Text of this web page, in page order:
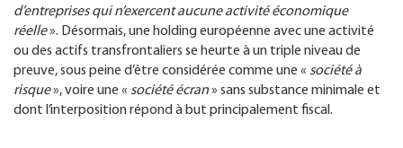
d’entreprises qui n’exercent aucune activité économique
réelle». Désormais, une holding européenne avec une activité
ou des actifs transfrontaliers se heurte à un triple niveau de
preuve, sous peine d’être considérée comme une « société à
risque», voire une « société écran» sans substance minimale et
dont l’interposition répond à but principalement fiscal.